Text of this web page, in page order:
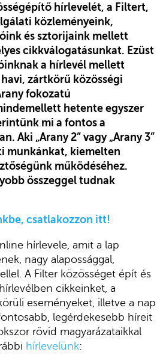
hírlevelét, a Filtert,
közleményeink,
és sztorijaink mellett
cikkválogatásunkat. Ezüst
a hírlevél mellett
zártkörű közösségi
fokozatú
hetente egyszer
mi a fontos a
Aki „Arany 2” vagy „Arany 3”
munkánkat, kiemelten
működéséhez.
összeggel tudnak
csatlakozzon itt!
hírlevele, amit a lap
nagy alapossággal,
A Filter közösséget épít és
cikkeinket, a
eseményeket, illetve a nap
legérdekesebb híreit
rövid magyarázataikkal
hírlevelünk: